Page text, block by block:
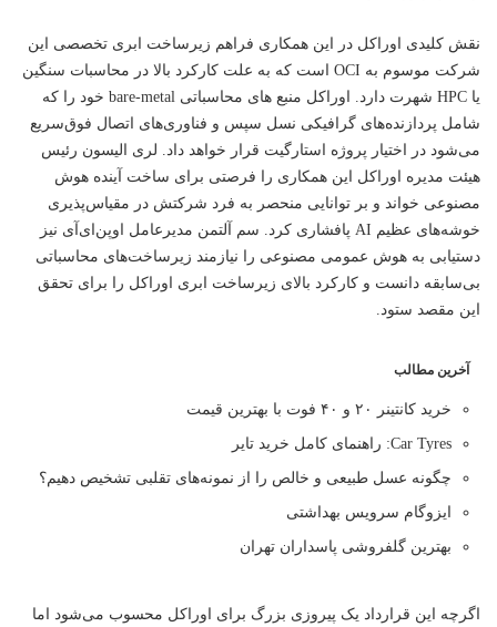
نقش کلیدی اوراکل در این همکاری فراهم زیرساخت ابری تخصصی این
شرکت موسوم به OCI است که به علت کارکرد بالا در محاسبات سنگین
یا HPC شهرت دارد. اوراکل منبع های محاسباتی bare-metal خود را که
شامل پردازنده‌های گرافیکی نسل سپس و فناوری‌های اتصال فوق‌سریع
می‌شود در اختیار پروژه استارگیت قرار خواهد داد. لری الیسون رئیس
هیئت مدیره اوراکل این همکاری را فرصتی برای ساخت آینده هوش
مصنوعی خواند و بر توانایی منحصر به فرد شرکتش در مقیاس‌پذیری
خوشه‌های عظیم AI پافشاری کرد. سم آلتمن مدیرعامل اوپن‌ای‌آی نیز
دستیابی به هوش عمومی مصنوعی را نیازمند زیرساخت‌های محاسباتی
بی‌سابقه دانست و کارکرد بالای زیرساخت ابری اوراکل را برای تحقق
این مقصد ستود.
آخرین مطالب
خرید کانتینر ۲۰ و ۴۰ فوت با بهترین قیمت
Car Tyres: راهنمای کامل خرید تایر
چگونه عسل طبیعی و خالص را از نمونه‌های تقلبی تشخیص دهیم؟
ایزوگام سرویس بهداشتی
بهترین گلفروشی پاسداران تهران
اگرچه این قرارداد یک پیروزی بزرگ برای اوراکل محسوب می‌شود اما